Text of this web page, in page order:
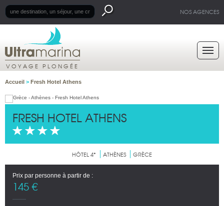
NOS AGENCES
VOYAGE PLONGÉE
Accueil > Fresh Hotel Athens
FRESH HOTEL ATHENS
HÔTEL 4* ATHÈNES GRÈCE
Prix par personne à partir de :
145 €